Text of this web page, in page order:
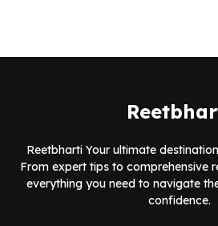
Reetbharti Your ultimate
From expert tips to comprehensive
everything you need to navigate
confidence.